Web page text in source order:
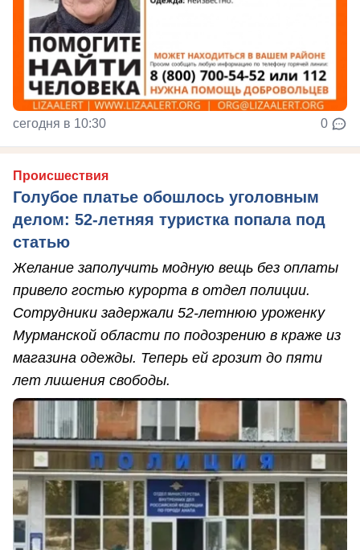
сегодня в 10:30 0
Происшествия
Голубое платье обошлось уголовным
делом: 52-летняя туристка попала под
статью
Желание заполучить модную вещь без оплаты
привело гостью курорта в отдел полиции.
Сотрудники задержали 52-летнюю уроженку
Мурманской области по подозрению в краже из
магазина одежды. Теперь ей грозит до пяти
лет лишения свободы.